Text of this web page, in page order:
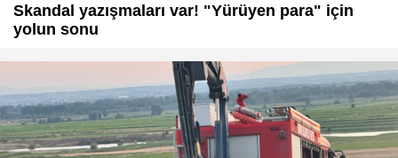
Skandal yazışmaları var! "Yürüyen para" için
yolun sonu